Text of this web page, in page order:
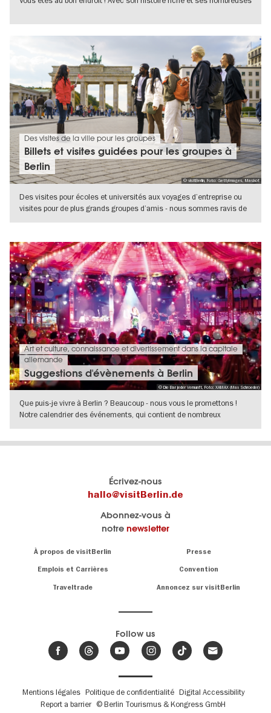
© visitBerlin, Foto: GettyImages, Maskot
Des visites de la ville pour les groupes
Billets et visites guidées pour les groupes à
Berlin
Des visites pour écoles et universités aux voyages d’entreprise ou
visites pour de plus grands groupes d’amis - nous sommes ravis de
© Die Bar jeder Vernunft, Foto: XAMAX (Max Schroeder)
Art et culture, connaissance et divertissement dans la capitale
allemande
Suggestions d'évènements à Berlin
Que puis-je vivre à Berlin ? Beaucoup - nous vous le promettons !
Notre calendrier des événements, qui contient de nombreux
Écrivez-nous
hallo@visitBerlin.de
Abonnez-vous à
notre newsletter
Navigation:
À propos de visitBerlin Presse
Emplois et Carrières Convention
Traveltrade Annoncez sur visitBerlin
Berlin et sommes
là pour vous.
meilleures
offres de
Nous avons le
Actualités,
événements
de
Follow us
Fußbereichsmenü
Mentions légales Politique de confidentialité Digital Accessibility
Report a barrier © Berlin Tourismus & Kongress GmbH